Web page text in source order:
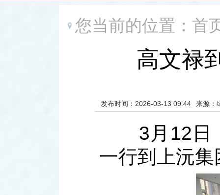
您当前的位置： 首
高文禄
发布时间：2026-03-13 09:44 来源：
3月12日，
一行到上沅